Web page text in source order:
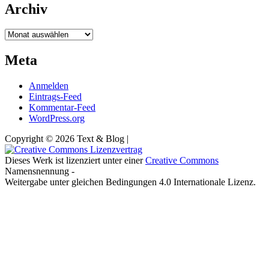
Archiv
Archiv
Meta
Anmelden
Eintrags-Feed
Kommentar-Feed
WordPress.org
Copyright © 2026 Text & Blog |
Dieses Werk ist lizenziert unter einerCreative Commons
Namensnennung -
Weitergabe unter gleichen Bedingungen 4.0 Internationale Lizenz.